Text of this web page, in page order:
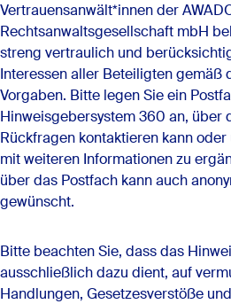
Vertrauensanwält*innen der
Rechtsanwaltsgesellschaft mbH
streng vertraulich und
Interessen aller Beteiligten gemäß
Vorgaben. Bitte legen Sie ein
Hinweisgebersystem 360 an, über
Rückfragen kontaktieren kann
mit weiteren Informationen zu
über das Postfach kann auch
gewünscht.
Bitte beachten Sie, dass das
ausschließlich dazu dient, auf
Handlungen, Gesetzesverstöße